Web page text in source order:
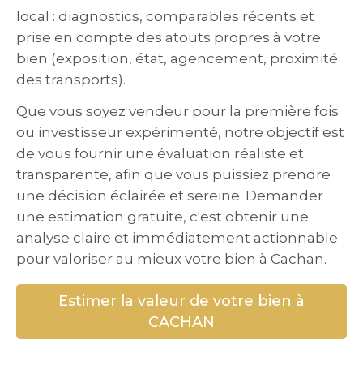
local : diagnostics, comparables récents et
prise en compte des atouts propres à votre
bien (exposition, état, agencement, proximité
des transports).
Que vous soyez vendeur pour la première fois
ou investisseur expérimenté, notre objectif est
de vous fournir une évaluation réaliste et
transparente, afin que vous puissiez prendre
une décision éclairée et sereine. Demander
une estimation gratuite, c'est obtenir une
analyse claire et immédiatement actionnable
pour valoriser au mieux votre bien à Cachan.
Estimer la valeur de votre bien à
CACHAN